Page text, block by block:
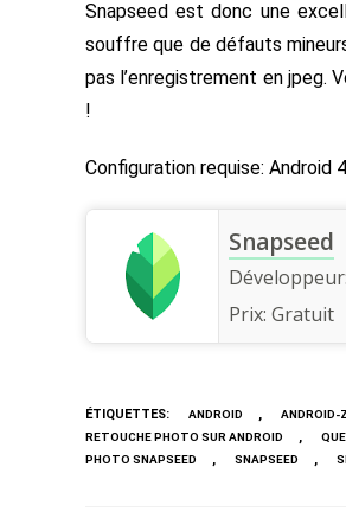
Snapseed est donc une
souffre que de défauts
pas l’enregistrement en jpeg.
!
Configuration requise: Android
Snapseed
Développeur:
Prix: Gratuit
ÉTIQUETTES: ANDROID , ANDROID-
RETOUCHE PHOTO SUR ANDROID
,
PHOTO SNAPSEED
, SNAPSEED ,